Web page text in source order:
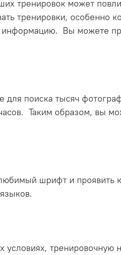
тренировок может
тренировки, особенно
Вы можете
поиска тысяч
Таким образом, вы
шрифт и проявить
тренировочную